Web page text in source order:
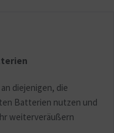
diejenigen, die
Batterien nutzen und
weiterveräußern